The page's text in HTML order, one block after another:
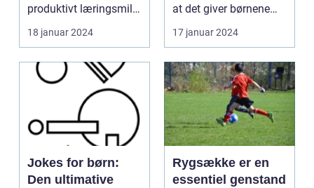
produktivt læringsmiljø
Indledning: ...
18 januar 2024
at det giver børnene
mulighed for at...
17 januar 2024
Jokes for børn:
Den ultimative
Rygsække er en
essentiel genstand